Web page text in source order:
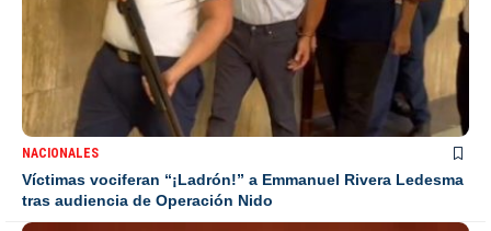
NACIONALES
Víctimas vociferan “¡Ladrón!” a Emmanuel Rivera Ledesma
tras audiencia de Operación Nido